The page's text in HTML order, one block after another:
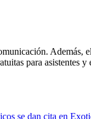
Además,
para asistentes y